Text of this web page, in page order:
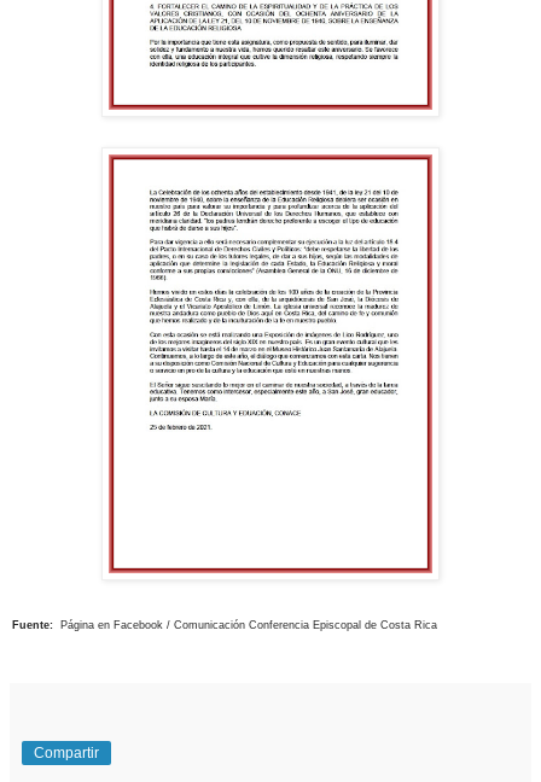
Fuente: Página en Facebook / Comunicación Conferencia Episcopal de Costa Rica
Compartir